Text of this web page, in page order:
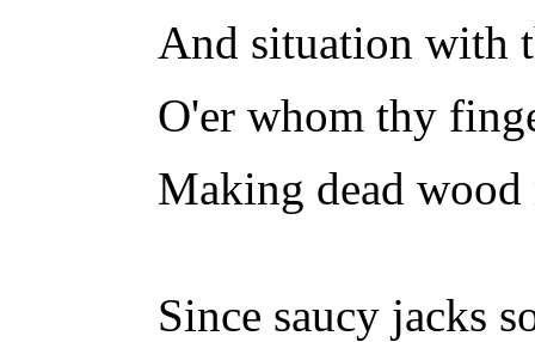
And situation with
O'er whom thy
Making dead
Since saucy jacks